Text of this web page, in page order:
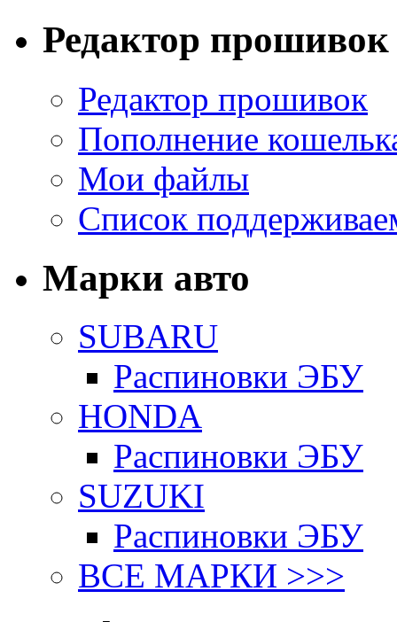
Редактор прошивок
Редактор прошивок
Пополнение
Мои файлы
Список
Марки авто
SUBARU
Распиновки ЭБУ
HONDA
Распиновки ЭБУ
SUZUKI
Распиновки ЭБУ
ВСЕ МАРКИ >>>